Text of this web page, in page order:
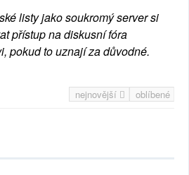
listy jako soukromý server si
přístup na diskusní fóra
pokud to uznají za důvodné.
nejnovější oblíbené